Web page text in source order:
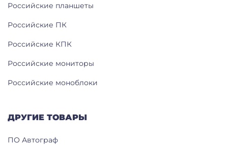
Российские планшеты
Российские ПК
Российские КПК
Российские мониторы
Российские моноблоки
ДРУГИЕ ТОВАРЫ
ПО Автограф